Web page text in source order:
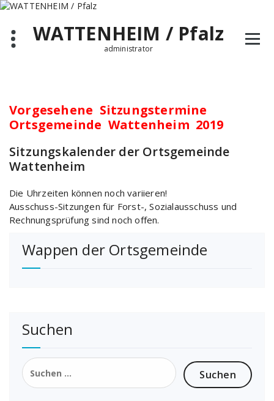
Zum
springenWATTENHEIM / Pfalz
administrator
Vorgesehene Sitzungstermine
Ortsgemeinde Wattenheim 2019
Sitzungskalender der Ortsgemeinde
Wattenheim
Die Uhrzeiten können noch variieren!
Ausschuss-Sitzungen für Forst-, Sozialausschuss und
Rechnungsprüfung sind noch offen.
Wappen der Ortsgemeinde
Suchen
Suchen
nach: